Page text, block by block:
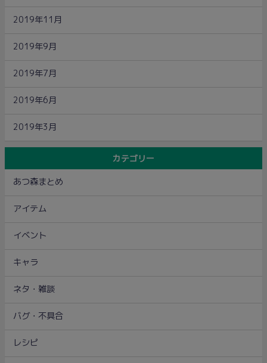
2019年11月
2019年9月
2019年7月
2019年6月
2019年3月
カテゴリー
あつ森まとめ
アイテム
イベント
キャラ
ネタ・雑談
バグ・不具合
レシピ